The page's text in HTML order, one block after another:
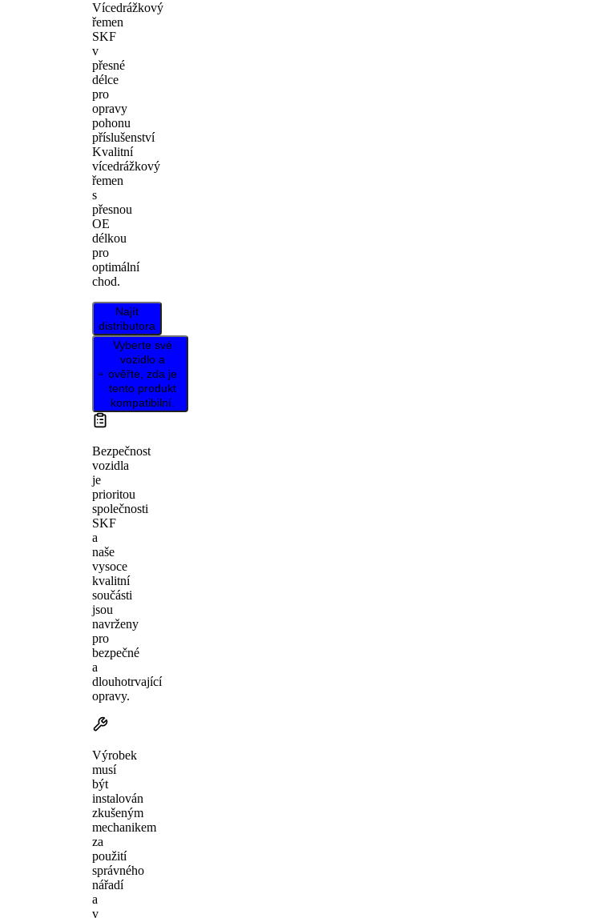
Vícedrážkový
řemen
SKF
v
přesné
délce
pro
opravy
pohonu
příslušenství
Kvalitní
vícedrážkový
řemen
s
přesnou
OE
délkou
pro
optimální
chod.
Najít
distributora
Vyberte své
vozidlo a
ověřte, zda je
tento produkt
kompatibilní.
Bezpečnost
vozidla
je
prioritou
společnosti
SKF
a
naše
vysoce
kvalitní
součásti
jsou
navrženy
pro
bezpečné
a
dlouhotrvající
opravy.
Výrobek
musí
být
instalován
zkušeným
mechanikem
za
použití
správného
nářadí
a
v